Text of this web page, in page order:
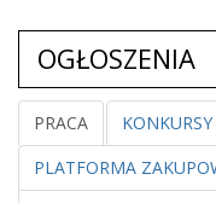
OGŁOSZENIA
PRACA
PLATFORMA